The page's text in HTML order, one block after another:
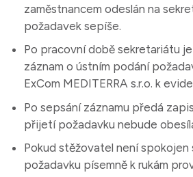
zaměstnancem odeslán na
požadavek sepíše.
Po pracovní době sekretariátu
záznam o ústním podání
ExCom MEDITERRA s.r.o. k
Po sepsání záznamu předá
přijetí požadavku nebude
Pokud stěžovatel není spokojen
požadavku písemně k rukám